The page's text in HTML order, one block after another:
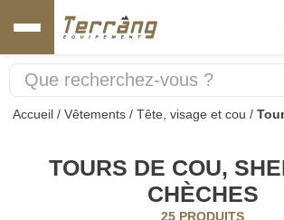
Accueil / Vêtements / Tête, visage et cou /
TOURS DE COU,
CHÈCHES
25 PRODUITS